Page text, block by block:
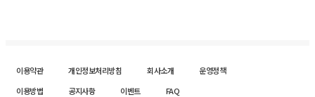
이용약관 개인정보처리방침 회사소개
운영정책
이용방법
공지사항 이벤트 FAQ